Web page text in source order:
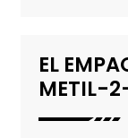
EL
METIL-